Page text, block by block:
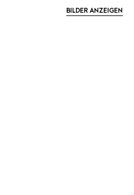
BILDER ANZEIGEN